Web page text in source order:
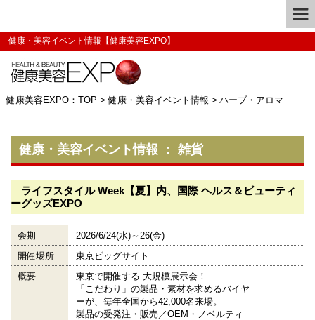
健康・美容イベント情報【健康美容EXPO】
健康美容EXPO：TOP >健康・美容イベント情報 > ハーブ・アロマ
健康・美容イベント情報 ： 雑貨
ライフスタイル Week【夏】内、国際 ヘルス＆ビューティ
ーグッズEXPO
会期
2026/6/24(水)～26(金)
開催場所
東京ビッグサイト
概要
東京で開催する 大規模展示会！
「こだわり」の製品・素材を求めるバイヤ
ーが、毎年全国から42,000名来場。
製品の受発注・販売／OEM・ノベルティ